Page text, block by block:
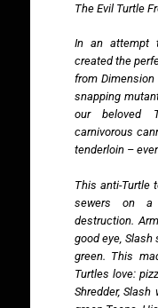
The Evil Turtle
In an attempt
created the
from
snapping
our beloved
carnivorous
tenderloin –
This anti-Turtle
sewers on a
destruction.
good eye, Slash
green. This
Turtles love:
Shredder, Slash